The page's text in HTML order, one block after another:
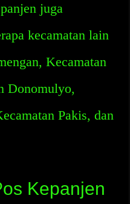
juga
kecamatan lain
Kecamatan
Donomulyo,
Pakis, dan
Kepanjen